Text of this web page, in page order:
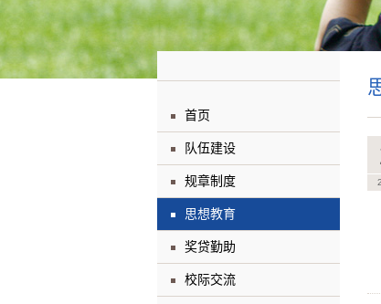
首页
队伍建设
规章制度
思想教育
奖贷勤助
校际交流